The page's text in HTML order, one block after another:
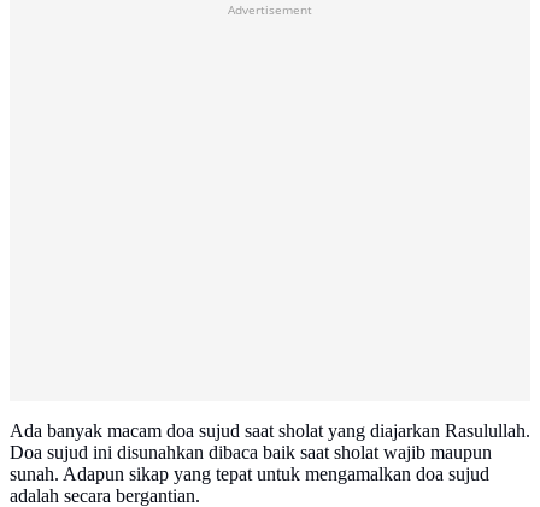
Advertisement
Ada banyak macam doa sujud saat sholat yang diajarkan Rasulullah.
Doa sujud ini disunahkan dibaca baik saat sholat wajib maupun
sunah. Adapun sikap yang tepat untuk mengamalkan doa sujud
adalah secara bergantian.